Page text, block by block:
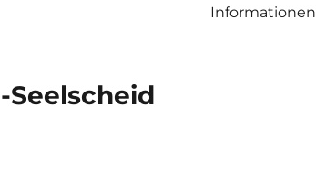
Informationen